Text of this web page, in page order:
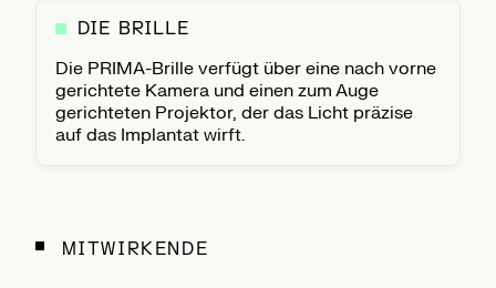
DIE BRILLE
Die PRIMA-Brille verfügt über eine nach vorne
gerichtete Kamera und einen zum Auge
gerichteten Projektor, der das Licht präzise
auf das Implantat wirft.
MITWIRKENDE